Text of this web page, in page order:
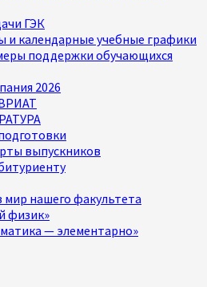
ГЭК
и календарные учебные графики
поддержки обучающихся
2026
выпускников
мир нашего факультета
физик»
— элементарно»